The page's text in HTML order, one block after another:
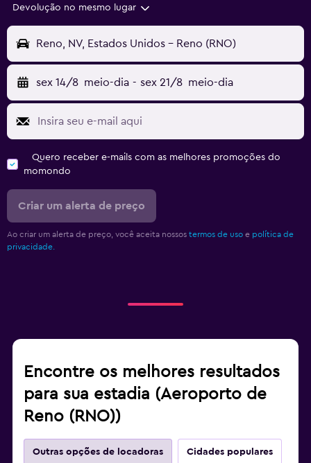
Devolução no mesmo lugar
Reno, NV, Estados Unidos - Reno (RNO)
sex 14/8 meio-dia - sex 21/8 meio-dia
Quero receber e-mails com as melhores promoções do
momondo
Criar um alerta de preço
Ao criar um alerta de preço, você aceita nossos termos de uso e política de
privacidade.
Encontre os melhores resultados
para sua estadia (Aeroporto de
Reno (RNO))
Outras opções de locadoras Cidades populares